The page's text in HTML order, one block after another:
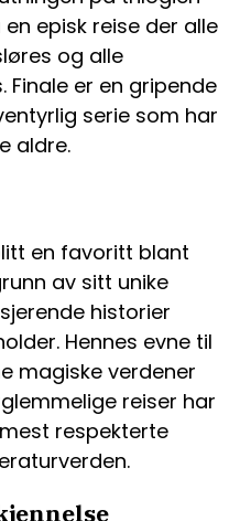
episk reise der alle
og alle
Finale er en gripende
serie som har
aldre.
en favoritt blant
av sitt unike
historier
Hennes evne til
magiske verdener
reiser har
respekterte